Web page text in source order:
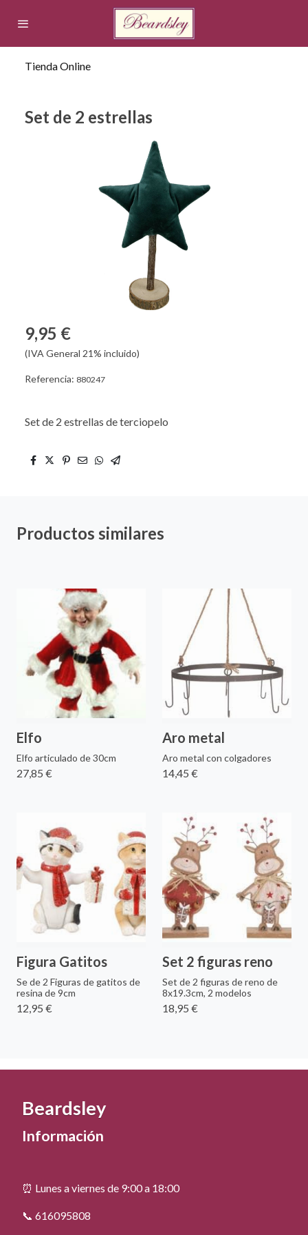
Tienda Online
Set de 2 estrellas
9,95 €
(IVA General 21% incluido)
Referencia: 880247
Set de 2 estrellas de terciopelo
Productos similares
Elfo
Elfo articulado de 30cm
27,85 €
Aro metal
Aro metal con colgadores
14,45 €
Figura Gatitos
Se de 2 Figuras de gatitos de
resina de 9cm
12,95 €
Set 2 figuras reno
Set de 2 figuras de reno de
8x19.3cm, 2 modelos
18,95 €
Beardsley
Información
⏰ Lunes a viernes de 9:00 a 18:00
📞 616095808